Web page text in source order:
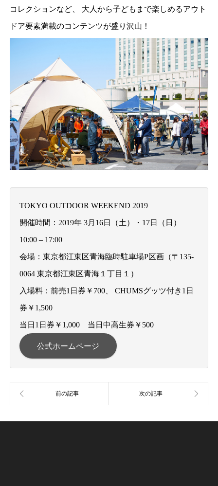
コレクションなど、 大人から子どもまで楽しめるアウト
ドア要素満載のコンテンツが盛り沢山！
TOKYO OUTDOOR WEEKEND 2019
開催時間：2019年 3月16日（土）・17日（日）
10:00 – 17:00
会場：東京都江東区青海臨時駐車場P区画（〒135-
0064 東京都江東区青海１丁目１）
入場料：前売1日券￥700、 CHUMSグッツ付き1日
券￥1,500
当日1日券￥1,000 当日中高生券￥500
公式ホームページ